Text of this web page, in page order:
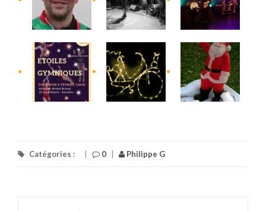
Catégories : 0 Philippe G